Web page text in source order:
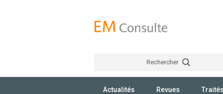
Rechercher
Actualités Revues